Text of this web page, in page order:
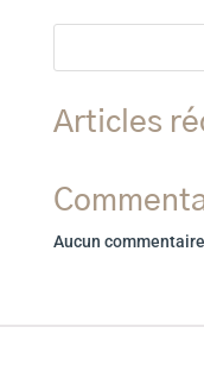
Articles
Aucun